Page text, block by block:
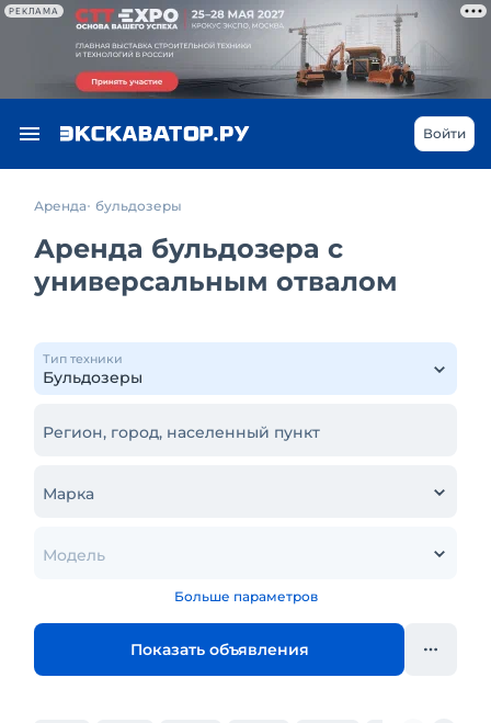
РЕКЛАМА
Войти
Аренда бульдозеры
Аренда бульдозера с
универсальным отвалом
Тип техники
Регион, город, населенный пункт
Марка
Модель
Больше параметров
Показать объявления